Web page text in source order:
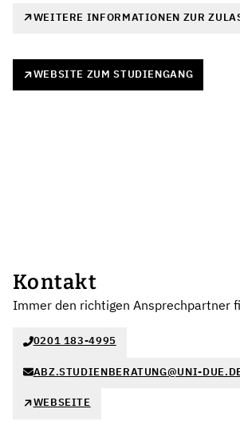
WEITERE INFORMATIONEN ZUR
WEBSITE ZUM STUDIENGANG
Kontakt
Immer den richtigen Ansprechpartner
0201 183-4995
ABZ.STUDIENBERATUNG@UNI-
WEBSEITE